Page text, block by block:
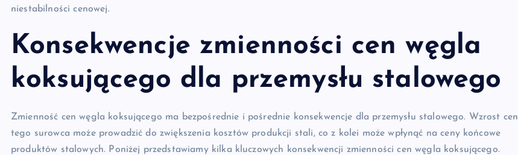
niestabilności cenowej.
Konsekwencje zmienności cen węgla
koksującego dla przemysłu stalowego
Zmienność cen węgla koksującego ma bezpośrednie i pośrednie konsekwencje dla przemysłu stalowego. Wzrost cen
tego surowca może prowadzić do zwiększenia kosztów produkcji stali, co z kolei może wpłynąć na ceny końcowe
produktów stalowych. Poniżej przedstawiamy kilka kluczowych konsekwencji zmienności cen węgla koksującego.